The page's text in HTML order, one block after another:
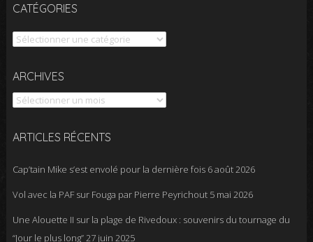
CATÉGORIES
Catégories
ARCHIVES
Archives
ARTICLES RÉCENTS
Cap’tain Mike s’est envolé pour la dernière fois 6 août 2026
Vol avec la PAF sur Fouga par Pierre Peyrichout 5 mai 2026
Une Alouette II sur la plage de Rivedoux : souvenirs du tournage du
“Jour le plus long”27 juin 2025